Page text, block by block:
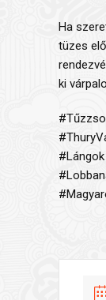
Ha
tüzes
ki